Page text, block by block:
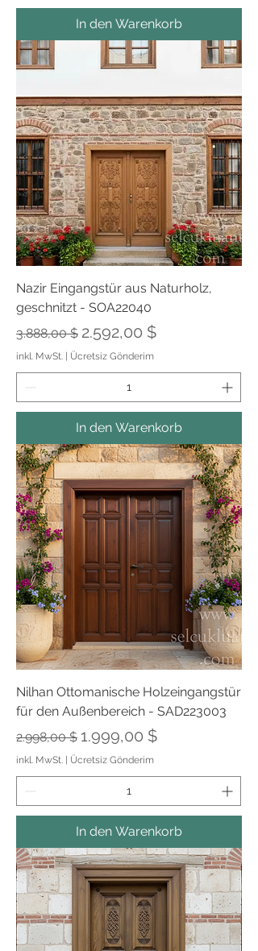
In den Warenkorb
Nazir Eingangstür aus Naturholz,
geschnitzt - SOA22040
Standardpreis
3.888,00 $ Sale-Preis
2.592,00 $
inkl. MwSt. | Ücretsiz Gönderim
In den Warenkorb
Nilhan Ottomanische Holzeingangstür
für den Außenbereich - SAD223003
Standardpreis
2.998,00 $ Sale-Preis
1.999,00 $
inkl. MwSt. | Ücretsiz Gönderim
In den Warenkorb